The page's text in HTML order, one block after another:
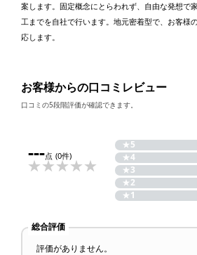
案します。固定概念にとらわれず、自由な発想で
工までを自社で行います。地元密着型で、お客様
応します。
お客様からの口コミレビュー
口コミの5段階評価が確認できます。
---点 (0件)
★5
★4
★3
★2
★1
総合評価
評価がありません。